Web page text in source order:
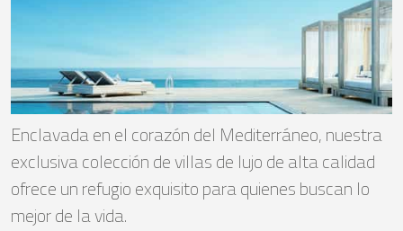
Enclavada en el corazón del Mediterráneo, nuestra
exclusiva colección de villas de lujo de alta calidad
ofrece un refugio exquisito para quienes buscan lo
mejor de la vida.